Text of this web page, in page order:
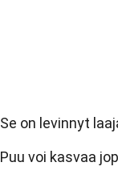
Se on levinnyt
Puu voi kasvaa